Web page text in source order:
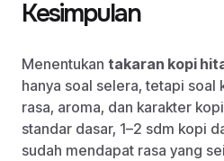
Kesimpulan
Menentukan takaran kopi
hanya soal selera, tetapi soal
rasa, aroma, dan karakter
standar dasar, 1–2 sdm kopi
sudah mendapat rasa yang